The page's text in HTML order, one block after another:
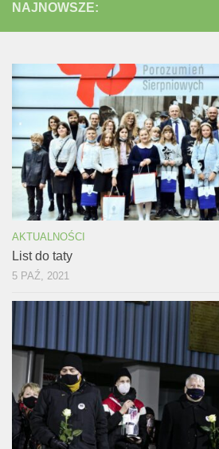
NAJNOWSZE:
AKTUALNOŚCI
List do taty
5 PAŹ, 2021